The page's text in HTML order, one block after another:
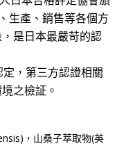
生產、銷售等各個方
是日本最嚴苛的認
，第三方認證相關
之檢証。
，山桑子萃取物(英